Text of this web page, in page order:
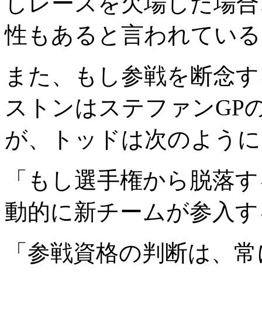
性もあると言われてい
また、もし参戦を断念
ストンはステファンGP
が、トッドは次のよう
「もし選手権から脱落
動的に新チームが参入
「参戦資格の判断は、